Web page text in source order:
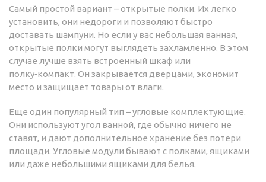
Самый простой вариант – открытые полки. Их легко
установить, они недороги и позволяют быстро
доставать шампуни. Но если у вас небольшая ванная,
открытые полки могут выглядеть захламленно. В этом
случае лучше взять встроенный шкаф или
полку‑компакт. Он закрывается дверцами, экономит
место и защищает товары от влаги.
Еще один популярный тип – угловые комплектующие.
Они используют угол ванной, где обычно ничего не
ставят, и дают дополнительное хранение без потери
площади. Угловые модули бывают с полками, ящиками
или даже небольшими ящиками для белья.